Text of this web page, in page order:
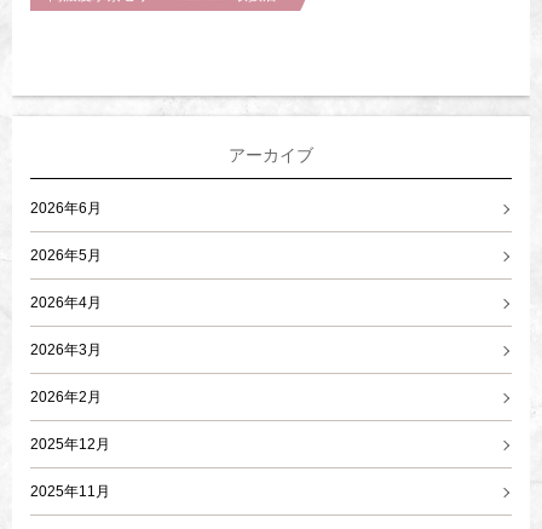
アーカイブ
2026年6月
2026年5月
2026年4月
2026年3月
2026年2月
2025年12月
2025年11月